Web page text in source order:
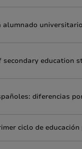
alumnado universitario
education
diferencias
ciclo de